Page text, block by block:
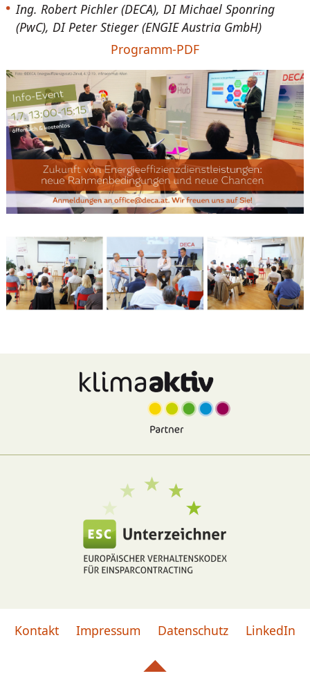
Ing. Robert Pichler (DECA), DI Michael Sponring
(PwC), DI Peter Stieger (ENGIE Austria GmbH)
Programm-PDF
Kontakt Impressum Datenschutz LinkedIn